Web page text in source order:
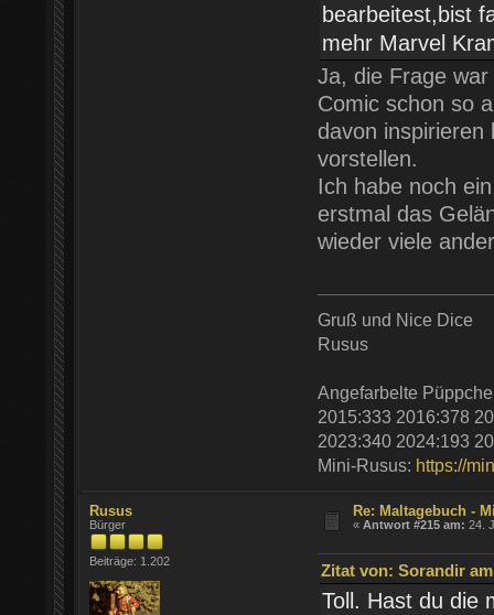
bearbeitest,bist
mehr Marvel
Ja, die Frage
Comic schon so
davon
vorstellen.
Ich habe noch
erstmal das
wieder viele
Gruß und Nice Dice
Rusus
Angefarbelte
2015:333 2016:378
2023:340 2024:193
Mini-Rusus: https://
Rusus
Bürger
Beiträge: 1.202
Re: Maltagebuch -
«Antwort #215 am: 24.
Zitat von: Sorandir
Toll. Hast du die